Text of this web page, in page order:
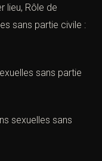
lieu, Rôle de
sans partie civile :
sans partie
sexuelles sans